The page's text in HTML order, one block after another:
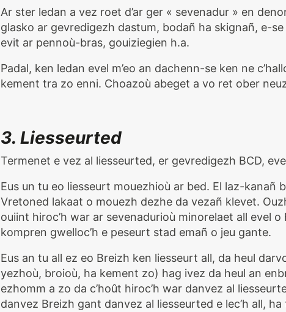
Ar ster ledan a vez roet d’ar ger « sevenadur » en
glasko ar gevredigezh dastum, bodañ ha skignañ, e-se
evit ar pennoù-bras, gouiziegien h.a.
Padal, ken ledan evel m’eo an dachenn-se ken ne
kement tra zo enni. Choazoù abeget a vo ret ober
3. Liesseurted
Termenet e vez al liesseurted, er gevredigezh BCD,
Eus un tu eo liesseurt mouezhioù ar bed. El laz-kanañ
Vretoned lakaat o mouezh dezhe da vezañ klevet.
ouiint hiroc’h war ar sevenadurioù minorelaet all evel
kompren gwelloc’h e peseurt stad emañ o jeu gante.
Eus an tu all ez eo Breizh ken liesseurt all, da heul
yezhoù, broioù, ha kement zo) hag ivez da heul an
ezhomm a zo da c’hoût hiroc’h war danvez al
danvez Breizh gant danvez al liesseurted e lec’h all,